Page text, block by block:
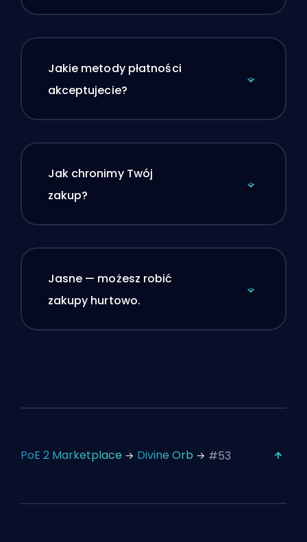
Jakie metody płatności
akceptujecie?
Jak chronimy Twój
zakup?
Jasne — możesz robić
zakupy hurtowo.
PoE 2 Marketplace Divine Orb #53